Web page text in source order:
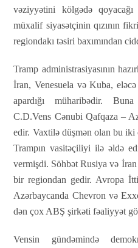
vəziyyətini kölgədə
müxalif siyasətçinin qızının
regiondakı təsiri baxımından
Tramp administrasiyasının
İran, Venesuela və Kuba,
apardığı müharibədir.
C.D.Vens Cənubi Qafqaza –
edir. Vaxtilə düşmən olan bu
Trampın vasitəçiliyi ilə əldə
vermişdi. Söhbət Rusiya və İran
bir regiondan gedir. Avropa
Azərbaycanda Chevron və
dən çox ABŞ şirkəti fəaliyyət
Vensin gündəmində